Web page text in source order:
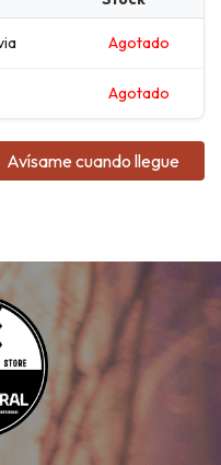
Agotado
Agotado
Avísame cuando llegue